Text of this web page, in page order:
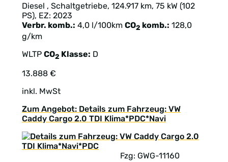
Diesel , Schaltgetriebe, 124.917 km, 75 kW (102
PS), EZ: 2023
Verbr. komb.: 4,0 l/100km CO2 komb.: 128,0
g/km
WLTP CO2 Klasse: D
13.888 €
inkl. MwSt
Zum Angebot: Details zum Fahrzeug: VW
Caddy Cargo 2.0 TDI Klima*PDC*Navi
Fzg: GWG-11160